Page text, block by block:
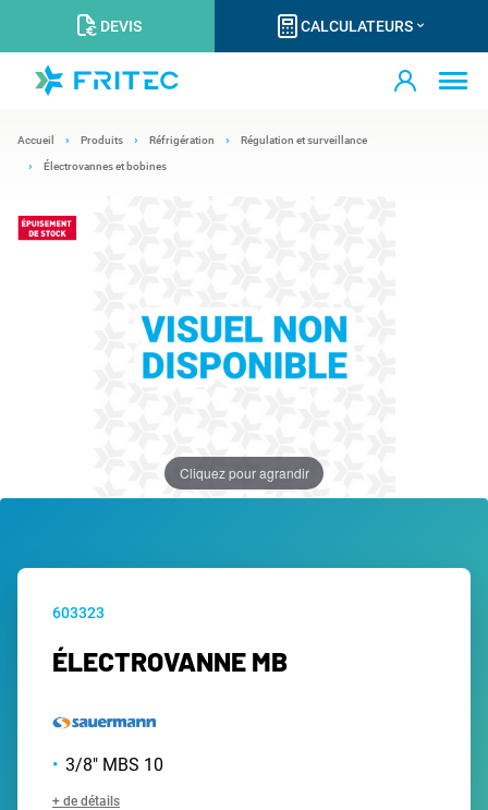
DEVIS CALCULATEURS
Accueil Produits Réfrigération Régulation et surveillance
Électrovannes et bobines
Cliquez pour agrandir
603323
ÉLECTROVANNE MB
3/8" MBS 10
+ de détails